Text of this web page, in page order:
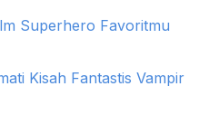
Superhero Favoritmu
Kisah Fantastis Vampir